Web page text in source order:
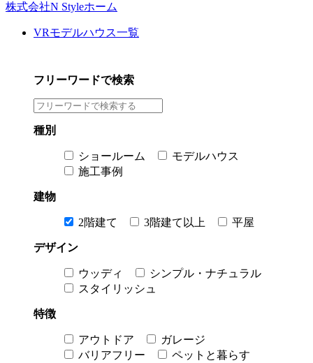
株式会社N Styleホーム
VRモデルハウス一覧
フリーワードで検索
種別
ショールーム
モデルハウス
施工事例
建物
2階建て 3階建て以上 平屋
デザイン
ウッディ
シンプル・ナチュラル
スタイリッシュ
特徴
アウトドア
ガレージ
バリアフリー
ペットと暮らす